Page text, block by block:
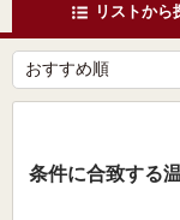
リストから
条件に合致する